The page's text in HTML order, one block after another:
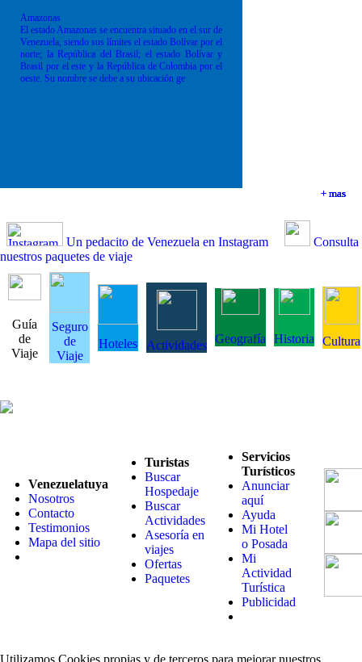
+ mas
+ mas
+ mas
Amazonas
El estado Amazonas se encuentra situado en el sur de
Venezuela, siendo sus límites el estado Bolívar por el
norte; la República del Brasil; el estado Bolívar y
Brasil por el este y la República de Colombia por el
oeste. Su nombre se debe a su ubicación ge
+ mas
Un pedacito de Venezuela en Instagram
Consulta
nuestros paquetes de viaje
Guía
de
Viaje
Seguro
de
Viaje
Hoteles Actividades Geografía Historia Cultura
Venezuelatuya
Nosotros
Contacto
Testimonios
Mapa del sitio
Turistas
Buscar
Hospedaje
Buscar
Actividades
Asesoría en
viajes
Ofertas
Paquetes
Servicios
Turísticos
Anunciar
aquí
Ayuda
Mi Hotel
o Posada
Mi
Actividad
Turística
Publicidad
Utilizamos Cookies propias y de terceros para mejorar nuestros